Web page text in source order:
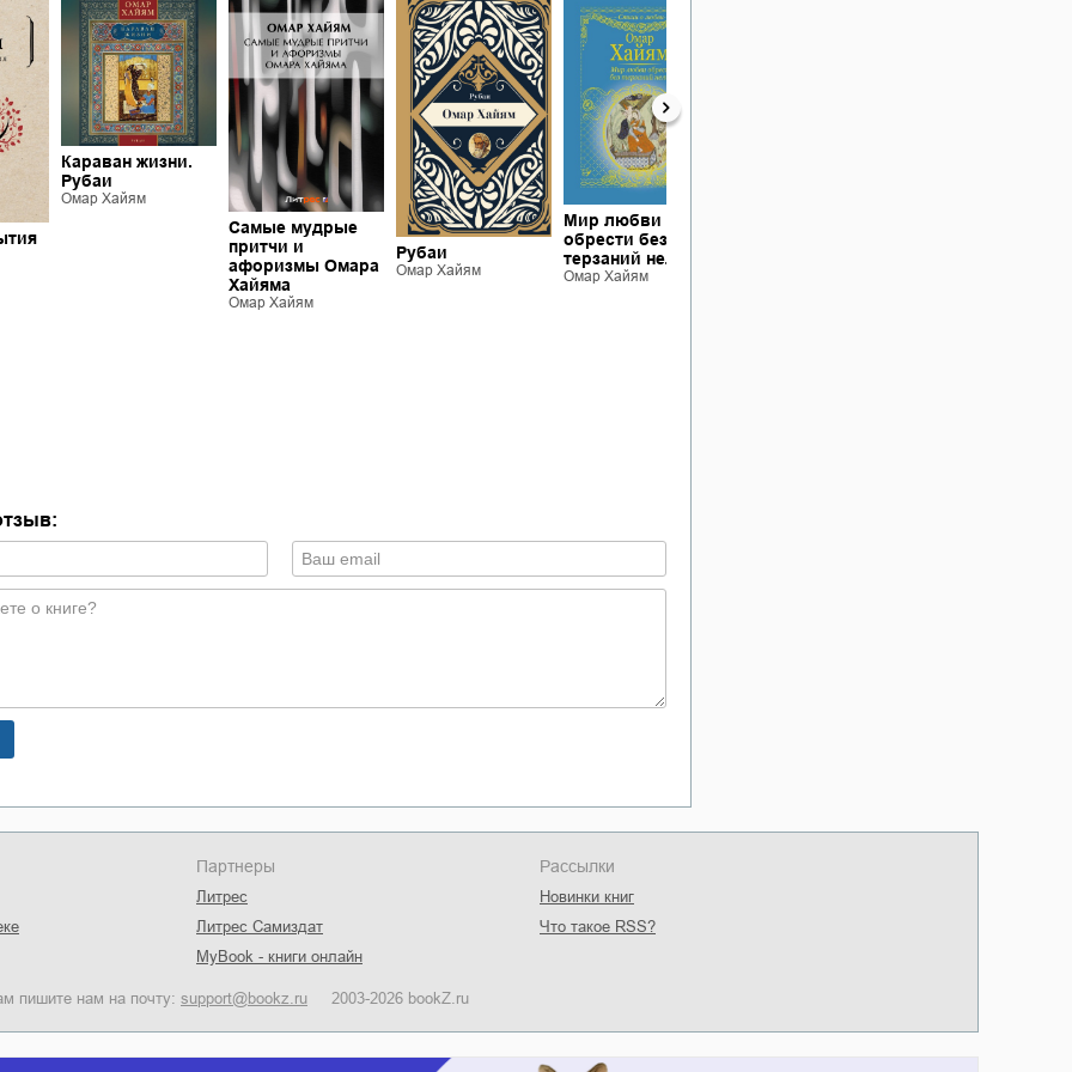
Караван жизни.
Рубаи
Омар Хайям
Самые мудрые
притчи и
афоризмы Омара
Хайяма
Омар Хайям
Рубаи
Омар Хайям
Мир любви
обрести без
терзаний нельзя
Омар Хайям
Партнеры
Литрес
Литрес Самиздат
MyBook - книги онлайн
Рассылки
Новинки книг
Что такое RSS?
пишите нам на почту: support@bookz.ru 2003-2026 bookZ.ru